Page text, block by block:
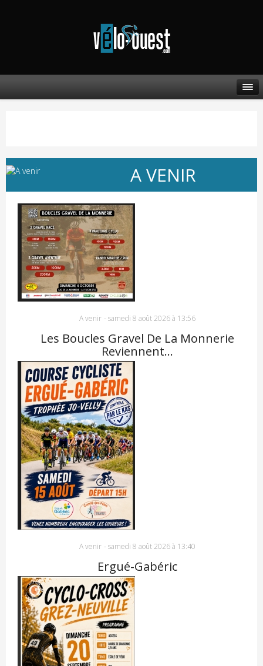
A VENIR
A venir - samedi 8 août 2026 à 13:56
Les Boucles Gravel De La Monnerie
Reviennent…
A venir - samedi 8 août 2026 à 13:40
Ergué-Gabéric